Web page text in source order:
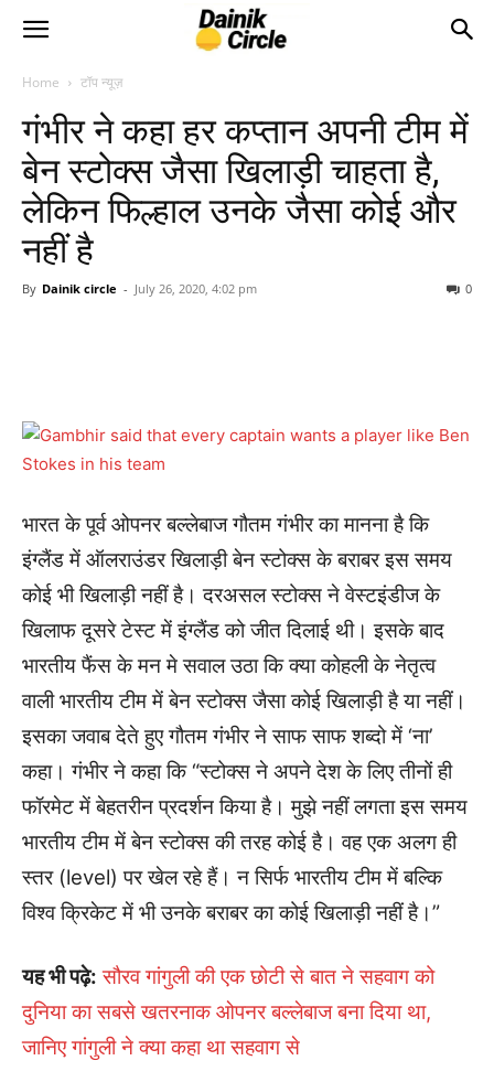
Home टॉप न्यूज़
गंभीर ने कहा हर कप्तान अपनी टीम में
बेन स्टोक्स जैसा खिलाड़ी चाहता है,
लेकिन फिल्हाल उनके जैसा कोई और
नहीं है
By Dainik circle - July 26, 2020, 4:02 pm 0
भारत के पूर्व ओपनर बल्लेबाज गौतम गंभीर का मानना है कि
इंग्लैंड में ऑलराउंडर खिलाड़ी बेन स्टोक्स के बराबर इस समय
कोई भी खिलाड़ी नहीं है। दरअसल स्टोक्स ने वेस्टइंडीज के
खिलाफ दूसरे टेस्ट में इंग्लैंड को जीत दिलाई थी। इसके बाद
भारतीय फैंस के मन मे सवाल उठा कि क्या कोहली के नेतृत्व
वाली भारतीय टीम में बेन स्टोक्स जैसा कोई खिलाड़ी है या नहीं।
इसका जवाब देते हुए गौतम गंभीर ने साफ साफ शब्दो में ‘ना’
कहा। गंभीर ने कहा कि “स्टोक्स ने अपने देश के लिए तीनों ही
फॉरमेट में बेहतरीन प्रदर्शन किया है। मुझे नहीं लगता इस समय
भारतीय टीम में बेन स्टोक्स की तरह कोई है। वह एक अलग ही
स्तर (level) पर खेल रहे हैं। न सिर्फ भारतीय टीम में बल्कि
विश्व क्रिकेट में भी उनके बराबर का कोई खिलाड़ी नहीं है।”
यह भी पढ़े: सौरव गांगुली की एक छोटी से बात ने सहवाग को
दुनिया का सबसे खतरनाक ओपनर बल्लेबाज बना दिया था,
जानिए गांगुली ने क्या कहा था सहवाग से